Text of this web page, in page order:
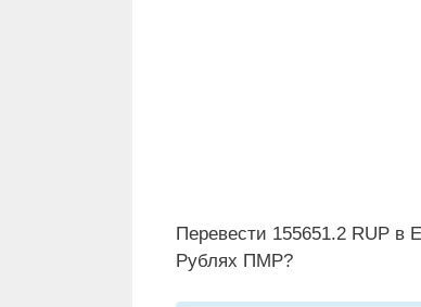
Перевести 155651.2 RUP в
Рублях ПМР?